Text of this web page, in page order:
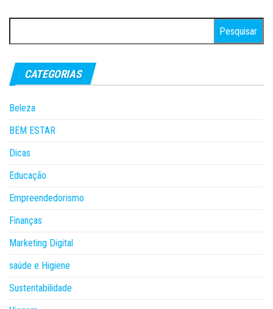
por:
CATEGORIAS
Beleza
BEM ESTAR
Dicas
Educação
Empreendedorismo
Finanças
Marketing Digital
saúde e Higiene
Sustentabilidade